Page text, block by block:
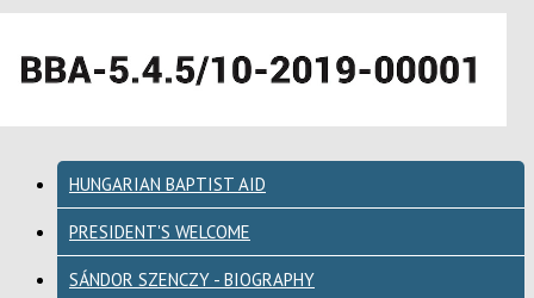
HUNGARIAN BAPTIST AID
PRESIDENT'S WELCOME
SÁNDOR SZENCZY - BIOGRAPHY